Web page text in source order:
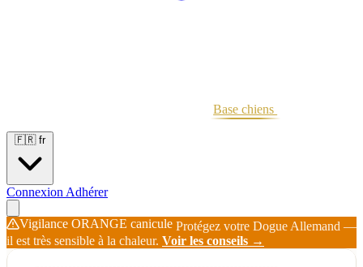
Base chiens
🇫🇷 fr
Connexion Adhérer
Vigilance ORANGE canicule Protégez votre Dogue Allemand —
il est très sensible à la chaleur. Voir les conseils →